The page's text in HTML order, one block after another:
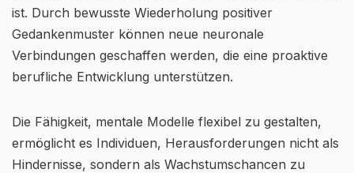
ist. Durch bewusste Wiederholung positiver
Gedankenmuster können neue neuronale
Verbindungen geschaffen werden, die eine proaktive
berufliche Entwicklung unterstützen.
Die Fähigkeit, mentale Modelle flexibel zu gestalten,
ermöglicht es Individuen, Herausforderungen nicht als
Hindernisse, sondern als Wachstumschancen zu